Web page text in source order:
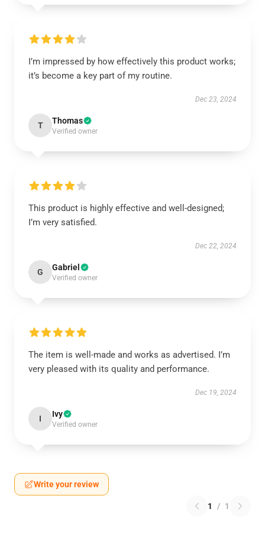
I’m impressed by how effectively this product works;
it’s become a key part of my routine.
Dec 23, 2024
T Thomas
Verified owner
This product is highly effective and well-designed;
I’m very satisfied.
Dec 22, 2024
G Gabriel
Verified owner
The item is well-made and works as advertised. I’m
very pleased with its quality and performance.
Dec 19, 2024
I Ivy
Verified owner
Write your review
1 / 1